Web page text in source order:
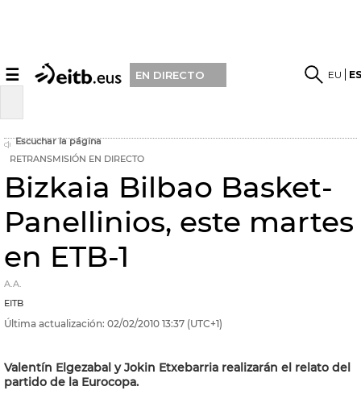
☰ EN DIRECTO EU
Escuchar la página
RETRANSMISIÓN EN DIRECTO
Bizkaia Bilbao Basket-
Panellinios, este martes
en ETB-1
A.A.
EITB
Última actualización: 02/02/2010 13:37 (UTC+1)
Valentín Elgezabal y Jokin Etxebarria realizarán el relato del
partido de la Eurocopa.